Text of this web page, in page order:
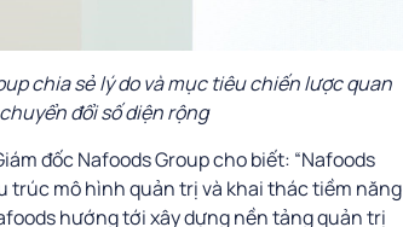
chia sẻ lý do và mục tiêu chiến lược quan
đổi số diện rộng
đốc Nafoods Group cho biết: “Nafoods
trúc mô hình quản trị và khai thác tiềm năng
hướng tới xây dựng nền tảng quản trị